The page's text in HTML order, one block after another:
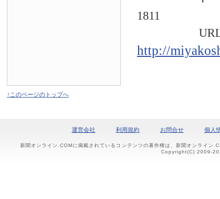
1811
URL
http://
↑このページのトップへ
運営会社 利用規約 お問合せ 個人
新聞オンライン.COMに掲載されているコンテンツの著作権は、新聞オンライン
Copyright(C) 2009-